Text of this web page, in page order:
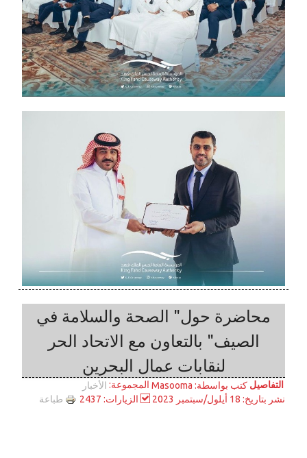
محاضرة حول" الصحة والسلامة في
الصيف" بالتعاون مع الاتحاد الحر
لنقابات عمال البحرين
التفاصيل كتب بواسطة: Masooma المجموعة: الأخبار
نشر بتاريخ: 18 أيلول/سبتمبر 2023
الزيارات: 2437 طباعة